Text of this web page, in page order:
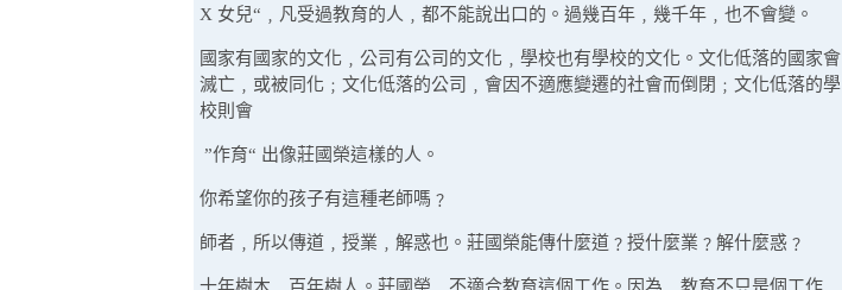
X 女兒“﹐凡受過教育的人﹐都不能說出口的。過幾百年﹐幾千年﹐也不會變。
國家有國家的文化﹐公司有公司的文化﹐學校也有學校的文化。文化低落的國家會
滅亡﹐或被同化﹔文化低落的公司﹐會因不適應變遷的社會而倒閉﹔文化低落的學
校則會
”作育“ 出像莊國榮這樣的人。
你希望你的孩子有這種老師嗎﹖
師者﹐所以傳道﹐授業﹐解惑也。莊國榮能傳什麼道﹖授什麼業﹖解什麼惑﹖